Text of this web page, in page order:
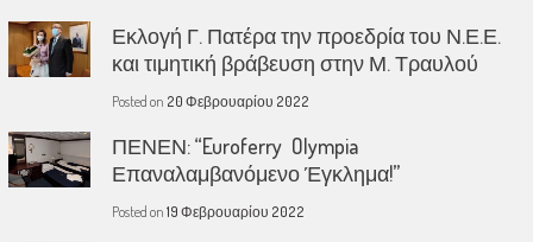
Εκλογή Γ. Πατέρα την προεδρία του Ν.Ε.Ε.
και τιμητική βράβευση στην Μ. Τραυλού
Posted on 20 Φεβρουαρίου 2022
ΠΕΝΕΝ: “Euroferry Olympia
Επαναλαμβανόμενο Έγκλημα!”
Posted on 19 Φεβρουαρίου 2022